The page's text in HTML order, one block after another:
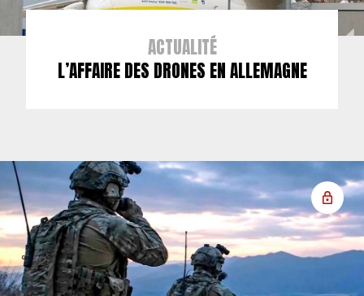
ACTUALITÉ
L’AFFAIRE DES DRONES EN ALLEMAGNE